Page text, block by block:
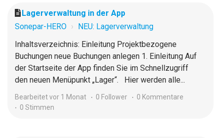
Lagerverwaltung in der App
Sonepar-HERO
NEU: Lagerverwaltung
Inhaltsverzeichnis: Einleitung Projektbezogene
Buchungen neue Buchungen anlegen 1. Einleitung Auf
der Startseite der App finden Sie im Schnellzugriff
den neuen Menüpunkt „Lager“. Hier werden alle...
Bearbeitetvor 1 Monat 0 Follower
0 Kommentare
0 Stimmen